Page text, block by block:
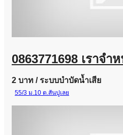
2 บาท / ระบบบำบัดน้ำเสีย
55/3 ม.10 ต.สันปูเลย